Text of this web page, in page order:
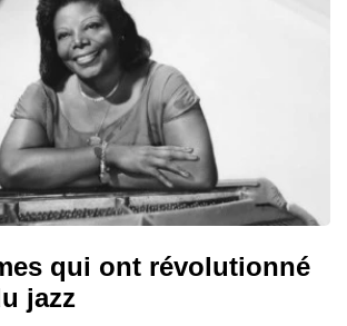
qui ont révolutionné
jazz